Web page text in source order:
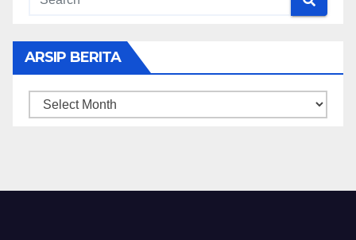
ARSIP BERITA
ARSIP